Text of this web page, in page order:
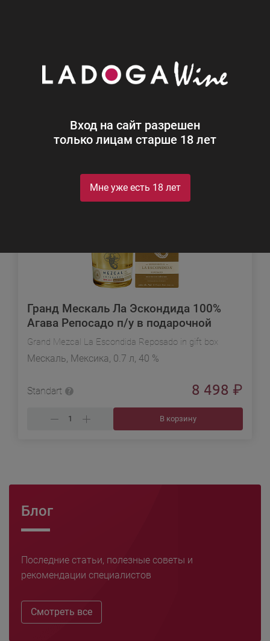
Вход на сайт разрешен
только лицам старше 18 лет
Мне уже есть 18 лет
Крепкий алкоголь
Сортировка
Гранд Мескаль Ла Эскондида 100%
Агава Репосадо п/у в подарочной
упаковке
Grand Mezcal La Escondida Reposado in gift box
Мескаль, Мексика, 0.7 л, 40 %
Standart 8 498 ₽
В корзину
Блог
Последние статьи, полезные советы и
рекомендации специалистов
Смотреть все